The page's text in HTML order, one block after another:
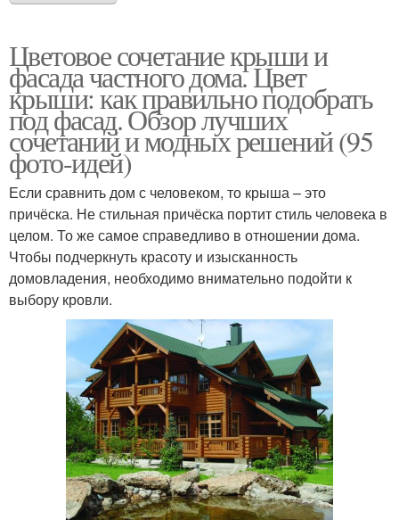
Цветовое сочетание крыши и
фасада частного дома. Цвет
крыши: как правильно подобрать
под фасад. Обзор лучших
сочетаний и модных решений (95
фото-идей)
Если сравнить дом с человеком, то крыша – это
причёска. Не стильная причёска портит стиль человека в
целом. То же самое справедливо в отношении дома.
Чтобы подчеркнуть красоту и изысканность
домовладения, необходимо внимательно подойти к
выбору кровли.